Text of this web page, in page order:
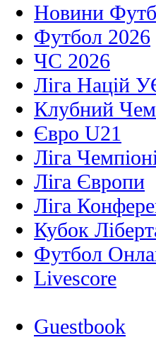
Новини
Футбол 2026
ЧС 2026
Ліга Націй
Клубний
Євро U21
Ліга
Ліга Європи
Ліга
Кубок
Футбол
Livescore
Guestbook